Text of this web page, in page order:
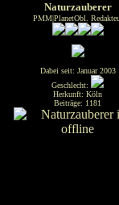
Naturzauberer
PMM|PlanetObl.
Dabei seit: Januar 2003
Geschlecht:
Herkunft: Köln
Beiträge: 1181